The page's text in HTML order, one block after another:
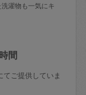
濯物も一気にキ
間
ご提供していま